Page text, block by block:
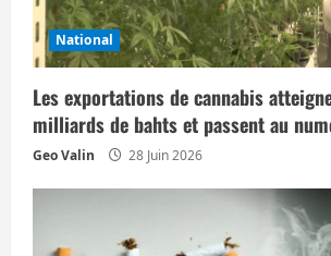
’
a
r
t
National
Les exportations de cannabis
milliards de bahts et passent au
Geo Valin 28 Juin 2026